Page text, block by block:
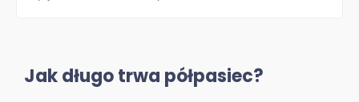
Jak długo trwa półpasiec?